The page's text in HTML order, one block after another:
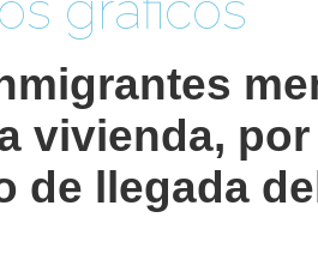
vivienda,
de llegada